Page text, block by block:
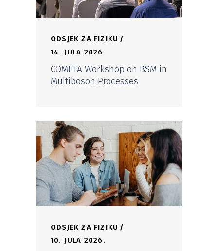
ODSJEK ZA FIZIKU
14. JULA 2026.
COMETA Workshop on BSM in
Multiboson Processes
ODSJEK ZA FIZIKU
10. JULA 2026.